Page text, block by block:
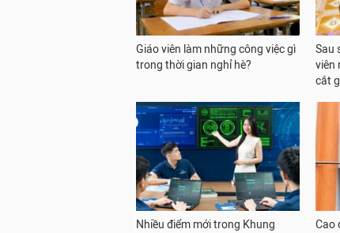
Giáo viên làm những công việc gì
trong thời gian nghỉ hè?
Sau
viên
cắt
Nhiều điểm mới trong Khung Cao